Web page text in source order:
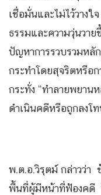
เชื่อมั่นและไม่ไว้วางใ
ธรรมและความวุ่นวา
ปัญหาการรวบรวมหลั
กระทำโดยสุจริตหรือ
กระทั่ง “ทำลายพยาน
ดำเนินคดีหรือถูกลงโ
พ.ต.อ.วิรุตม์ กล่าวว่า
พื้นที่ผู้มีหน้าที่ฟ้องคดี